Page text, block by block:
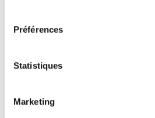
fonctionnement du site. Une
cookies est accessible sous
dessus.
Il est précisé que la navigation sur
fonctionnalités (ex : lecture de
vidéo, personnalisation de
Préférences
Statistiques
Marketing